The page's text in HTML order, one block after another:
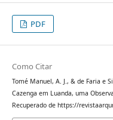
PDF
Como Citar
Tomé Manuel, A. J., & de Faria e
Cazenga em Luanda, uma
Recuperado de https://